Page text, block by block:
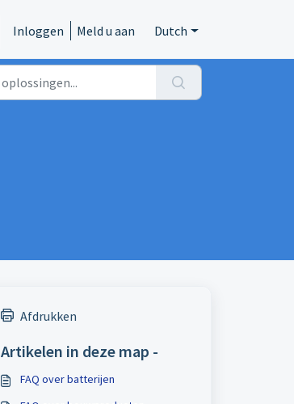
Inloggen Meld u aan Dutch
Afdrukken
Artikelen in deze map -
FAQ over batterijen